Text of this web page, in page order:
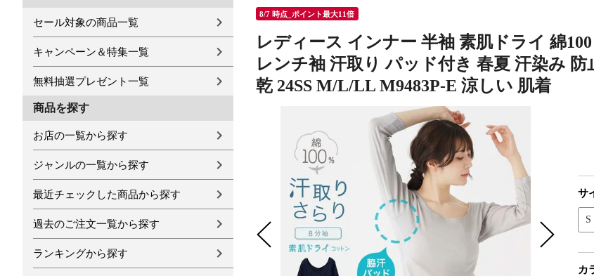
セール対象の商品一覧
キャンペーン＆特集一覧
無料抽選プレゼント一覧
商品を探す
お店の一覧から探す
ジャンルの一覧から探す
最近チェックした商品から探す
過去のご注文一覧から探す
ランキングから探す
8/7 時点_ポイント最大11倍
レディース インナー 半袖 素肌ドライ 綿
レンチ袖 汗取り パッド付き 春夏 汗染み
乾 24SS M/L/LL M9483P-E 涼しい 肌着
サ
S
カ